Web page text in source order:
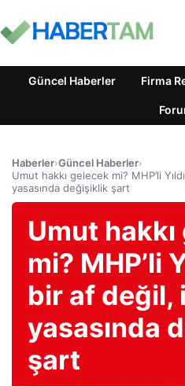
Güncel Haberler Firma
Haberler›Güncel Haberler›
Umut hakkı gelecek mi? MHP’li
yasasında değişiklik şart
Umut
mi? MHP’li
bir af değil,
yasasında
şart